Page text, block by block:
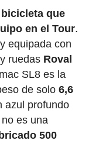
bicicleta que
en el Tour.
equipada con
ruedas Roval
SL8 es la
de solo6,6
azul profundo
es una
500